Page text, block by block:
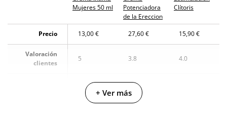
Mujeres 50 ml
Potenciadora
de la Ereccion
Clítoris
Precio 13,00 € 27,60 € 15,90 €
Valoración
clientes
5 3.8 4.0
Medica
Group
Shunga
+ Ver más